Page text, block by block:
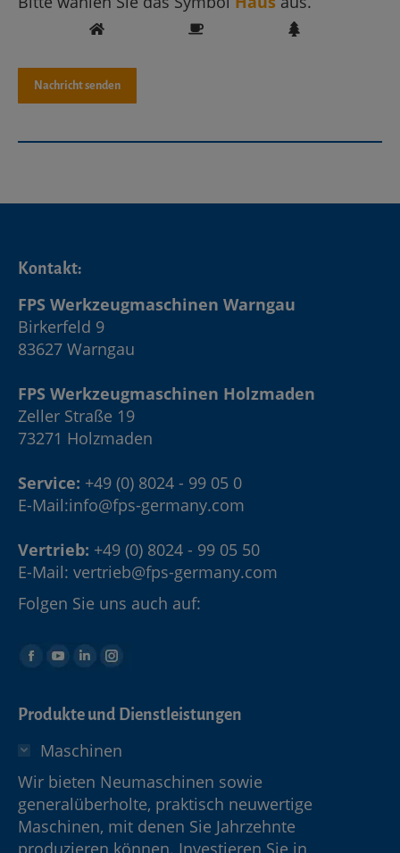
Kontakt:
FPS Werkzeugmaschinen Warngau
Birkerfeld 9
83627 Warngau
FPS Werkzeugmaschinen Holzmaden
Zeller Straße 19
73271 Holzmaden
Service: +49 (0) 8024 - 99 05 0
E-Mail:info@fps-germany.com
Vertrieb: +49 (0) 8024 - 99 05 50
E-Mail: vertrieb@fps-germany.com
Folgen Sie uns auch auf:
Produkte und Dienstleistungen
Maschinen
Wir bieten Neumaschinen sowie
generalüberholte, praktisch neuwertige
Maschinen, mit denen Sie Jahrzehnte
produzieren können. Investieren Sie in